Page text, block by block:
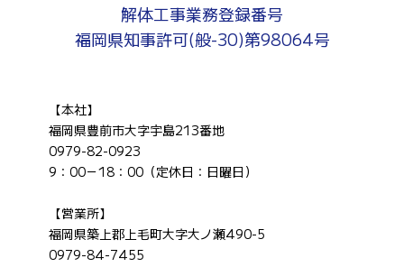
解体工事業務登録番号
福岡県知事許可(般-30)第98064号
【本社】
福岡県豊前市大字宇島213番地
0979-82-0923
9：00－18：00（定休日：日曜日）
【営業所】
福岡県築上郡上毛町大字大ノ瀬490-5
0979-84-7455